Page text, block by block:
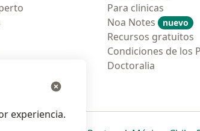
Para clinicas
Noa Notes
nuevo
Recursos gratuitos
Condiciones de los
Doctoralia
experiencia.